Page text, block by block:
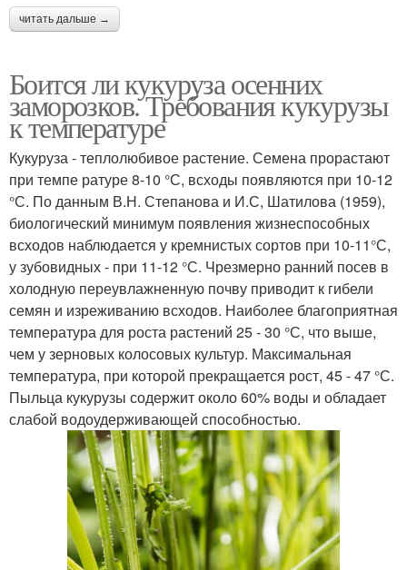
читать дальше →
Боится ли кукуруза осенних
заморозков. Требования кукурузы
к температуре
Кукуруза - теплолюбивое растение. Семена прорастают
при темпе ратуре 8-10 °С, всходы появляются при 10-12
°С. По данным В.Н. Степанова и И.С, Шатилова (1959),
биологический минимум появления жизнеспособных
всходов наблюдается у кремнистых сортов при 10-11°С,
у зубовидных - при 11-12 °С. Чрезмерно ранний посев в
холодную переувлажненную почву приводит к гибели
семян и изреживанию всходов. Наиболее благоприятная
температура для роста растений 25 - 30 °С, что выше,
чем у зерновых колосовых культур. Максимальная
температура, при которой прекращается рост, 45 - 47 °С.
Пыльца кукурузы содержит около 60% воды и обладает
слабой водоудерживающей способностью.